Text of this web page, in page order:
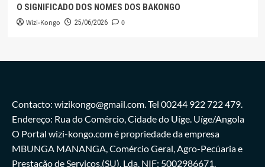
O SIGNIFICADO DOS NOMES DOS BAKONGO
Wizi-Kongo 25/06/2026 0
Contacto: wizikongo@gmail.com. Tel 00244 922 722 479.
Endereço: Rua do Comércio, Cidade do Uíge. Uíge/Angola
O Portal wizi-kongo.com é propriedade da empresa
MBUNGA MANANGA, Comércio Geral, Agro-Pecúaria e
Prestação de Serviços,(SU), Lda. NIF: 5002986671.